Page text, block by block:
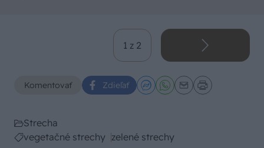
1 z 2
Komentovať Zdieľať
Strecha
vegetačné strechy zelené strechy